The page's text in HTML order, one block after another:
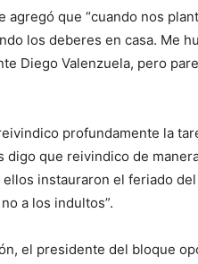
agregó que “cuando nos
los deberes en casa. Me
Diego Valenzuela, pero
profundamente la
digo que reivindico de
instauraron el feriado
a los indultos”.
el presidente del bloque